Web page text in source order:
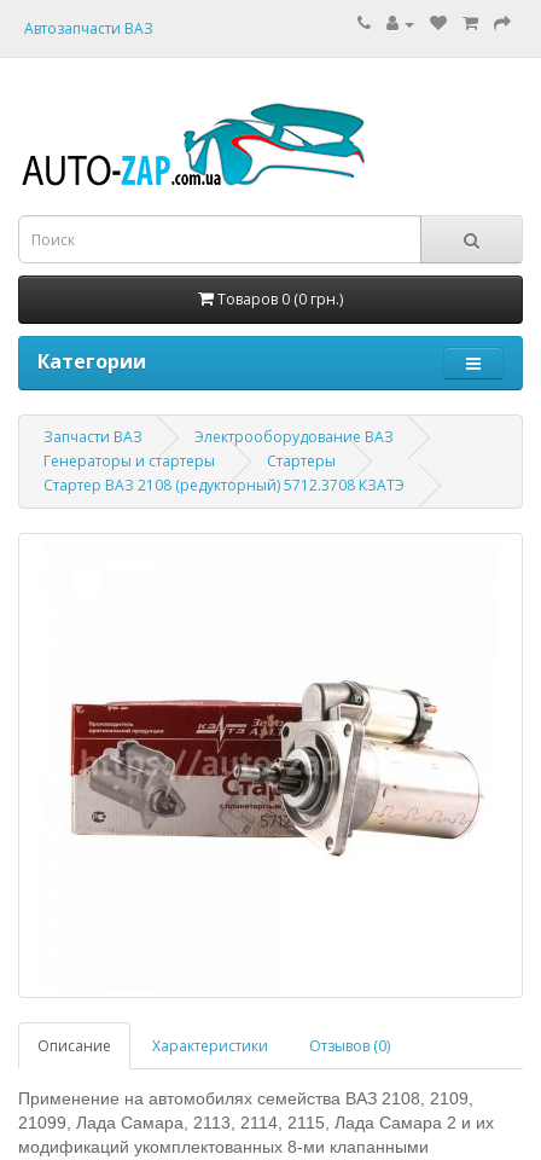
Автозапчасти ВАЗ
Товаров 0 (0 грн.)
Категории
Запчасти ВАЗ
Электрооборудование ВАЗ
Генераторы и стартеры
Стартеры
Стартер ВАЗ 2108 (редукторный) 5712.3708 КЗАТЭ
Описание Характеристики Отзывов (0)
Применение на автомобилях семейства ВАЗ 2108, 2109,
21099, Лада Самара, 2113, 2114, 2115, Лада Самара 2 и их
модификаций укомплектованных 8-ми клапанными